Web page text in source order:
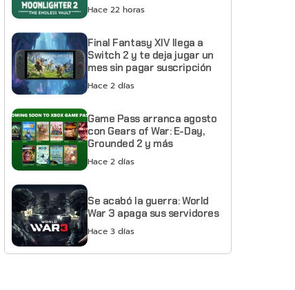
Hace 22 horas
Final Fantasy XIV llega a
Switch 2 y te deja jugar un
mes sin pagar suscripción
Hace 2 días
Game Pass arranca agosto
con Gears of War: E-Day,
Grounded 2 y más
Hace 2 días
Se acabó la guerra: World
War 3 apaga sus servidores
Hace 3 días